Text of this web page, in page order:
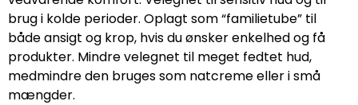
brug i kolde perioder. Oplagt som “familietube” til
både ansigt og krop, hvis du ønsker enkelhed og få
produkter. Mindre velegnet til meget fedtet hud,
medmindre den bruges som natcreme eller i små
mængder.